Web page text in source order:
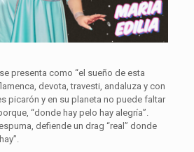
presenta como “el sueño de esta
devota, travesti, andaluza y con
picarón y en su planeta no puede faltar
“donde hay pelo hay alegría”.
defiende un drag “real” donde